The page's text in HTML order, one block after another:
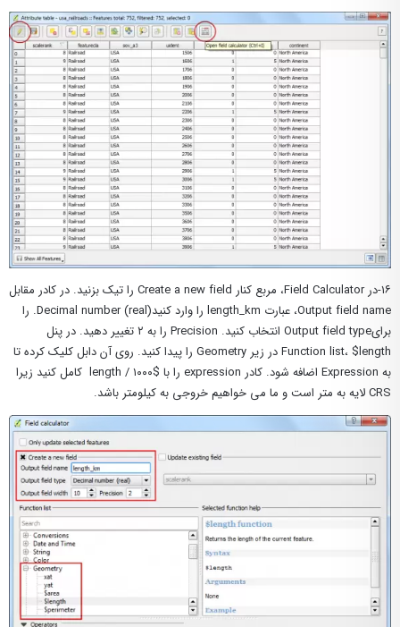
۱۶-در Field Calculator، مربع کنار Create a new field را تیک بزنید. در کادر مقابل
Output field name، عبارت length_km را وارد کنیدDecimal number (real). را
برایOutput field type انتخاب کنید. Precision را به ۲ تغییر دهید. در پنل
Function list، $length در زیر Geometry را پیدا کنید. روی آن دابل کلیک کرده تا
به Expression اضافه شود. کادر expression را با $length / ۱۰۰۰ کامل کنید زیرا
CRS لایه به متر است و ما می خواهیم خروجی به کیلومتر باشد.